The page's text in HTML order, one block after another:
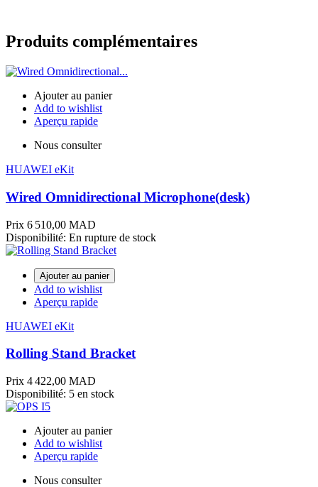
Produits complémentaires
Ajouter au panier
Add to wishlist
Aperçu rapide
Nous consulter
HUAWEI eKit
Wired Omnidirectional Microphone(desk)
Prix 6 510,00 MAD
Disponibilité: En rupture de stock
Ajouter au panier
Add to wishlist
Aperçu rapide
HUAWEI eKit
Rolling Stand Bracket
Prix 4 422,00 MAD
Disponibilité: 5 en stock
Ajouter au panier
Add to wishlist
Aperçu rapide
Nous consulter